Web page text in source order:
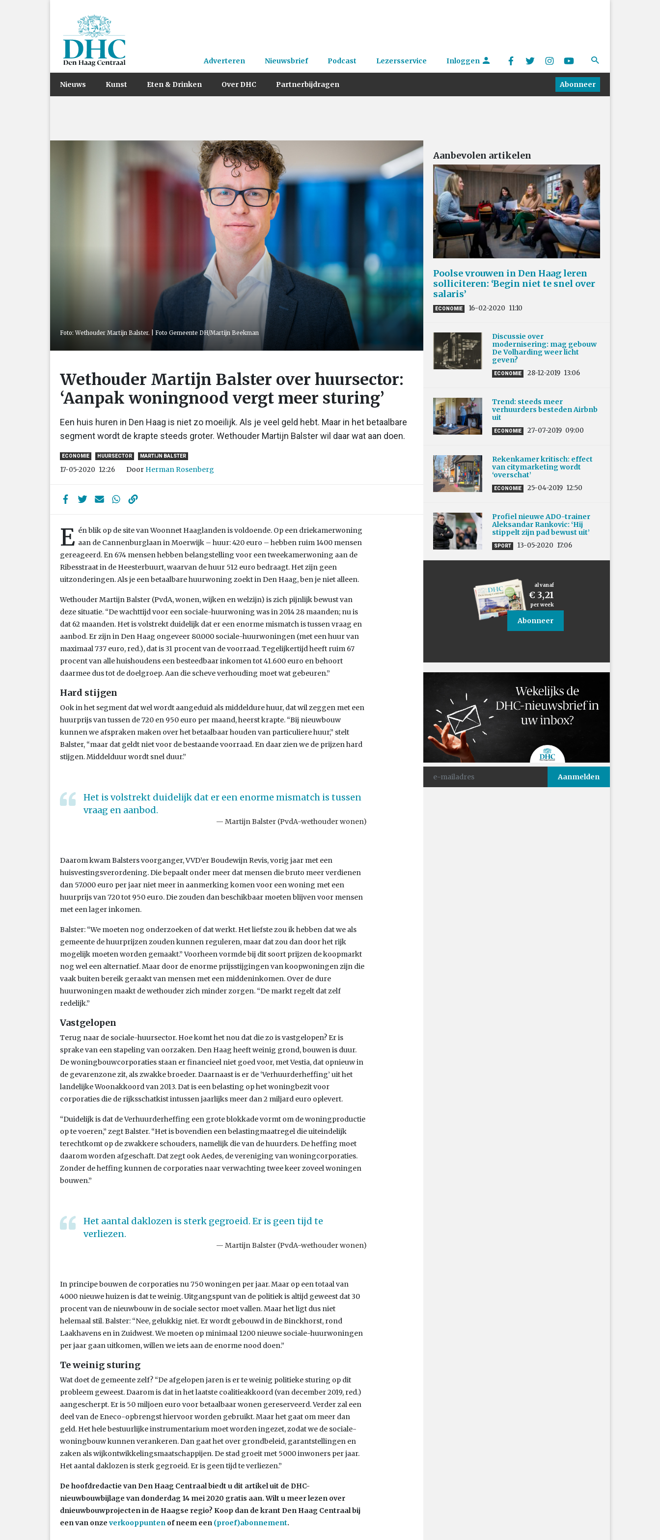
Adverteren Nieuwsbrief Podcast Lezersservice Inloggen
Nieuws Kunst Eten & Drinken Over DHC Partnerbijdragen Abonneer
Foto: Wethouder Martijn Balster. | Foto Gemeente DH/Martijn Beekman
Wethouder Martijn Balster over huursector:
‘Aanpak woningnood vergt meer sturing’
Een huis huren in Den Haag is niet zo moeilijk. Als je veel geld hebt. Maar in het betaalbare
segment wordt de krapte steeds groter. Wethouder Martijn Balster wil daar wat aan doen.
ECONOMIE HUURSECTOR MARTIJN BALSTER
17-05-2020 12:26 Door Herman Rosenberg
E én blik op de site van Woonnet Haaglanden is voldoende. Op een driekamerwoning
aan de Cannenburglaan in Moerwijk – huur: 420 euro – hebben ruim 1400 mensen
gereageerd. En 674 mensen hebben belangstelling voor een tweekamerwoning aan de
Ribesstraat in de Heesterbuurt, waarvan de huur 512 euro bedraagt. Het zijn geen
uitzonderingen. Als je een betaalbare huurwoning zoekt in Den Haag, ben je niet alleen.
Wethouder Martijn Balster (PvdA, wonen, wijken en welzijn) is zich pijnlijk bewust van
deze situatie. “De wachttijd voor een sociale-huurwoning was in 2014 28 maanden; nu is
dat 62 maanden. Het is volstrekt duidelijk dat er een enorme mismatch is tussen vraag en
aanbod. Er zijn in Den Haag ongeveer 80.000 sociale-huurwoningen (met een huur van
maximaal 737 euro, red.), dat is 31 procent van de voorraad. Tegelijkertijd heeft ruim 67
procent van alle huishoudens een besteedbaar inkomen tot 41.600 euro en behoort
daarmee dus tot de doelgroep. Aan die scheve verhouding moet wat gebeuren.”
Hard stijgen
Ook in het segment dat wel wordt aangeduid als middeldure huur, dat wil zeggen met een
huurprijs van tussen de 720 en 950 euro per maand, heerst krapte. “Bij nieuwbouw
kunnen we afspraken maken over het betaalbaar houden van particuliere huur,” stelt
Balster, “maar dat geldt niet voor de bestaande voorraad. En daar zien we de prijzen hard
stijgen. Middelduur wordt snel duur.”
Het is volstrekt duidelijk dat er een enorme mismatch is tussen
vraag en aanbod.
Martijn Balster (PvdA-wethouder wonen)
Daarom kwam Balsters voorganger, VVD’er Boudewijn Revis, vorig jaar met een
huisvestingsverordening. Die bepaalt onder meer dat mensen die bruto meer verdienen
dan 57.000 euro per jaar niet meer in aanmerking komen voor een woning met een
huurprijs van 720 tot 950 euro. Die zouden dan beschikbaar moeten blijven voor mensen
met een lager inkomen.
Balster: “We moeten nog onderzoeken of dat werkt. Het liefste zou ik hebben dat we als
gemeente de huurprijzen zouden kunnen reguleren, maar dat zou dan door het rijk
mogelijk moeten worden gemaakt.” Voorheen vormde bij dit soort prijzen de koopmarkt
nog wel een alternatief. Maar door de enorme prijsstijgingen van koopwoningen zijn die
vaak buiten bereik geraakt van mensen met een middeninkomen. Over de dure
huurwoningen maakt de wethouder zich minder zorgen. “De markt regelt dat zelf
redelijk.”
Vastgelopen
Terug naar de sociale-huursector. Hoe komt het nou dat die zo is vastgelopen? Er is
sprake van een stapeling van oorzaken. Den Haag heeft weinig grond, bouwen is duur.
De woningbouwcorporaties staan er financieel niet goed voor, met Vestia, dat opnieuw in
de gevarenzone zit, als zwakke broeder. Daarnaast is er de ‘Verhuurderheffing’ uit het
landelijke Woonakkoord van 2013. Dat is een belasting op het woningbezit voor
corporaties die de rijksschatkist intussen jaarlijks meer dan 2 miljard euro oplevert.
“Duidelijk is dat de Verhuurderheffing een grote blokkade vormt om de woningproductie
op te voeren,” zegt Balster. “Het is bovendien een belastingmaatregel die uiteindelijk
terechtkomt op de zwakkere schouders, namelijk die van de huurders. De heffing moet
daarom worden afgeschaft. Dat zegt ook Aedes, de vereniging van woningcorporaties.
Zonder de heffing kunnen de corporaties naar verwachting twee keer zoveel woningen
bouwen.”
Het aantal daklozen is sterk gegroeid. Er is geen tijd te
verliezen.
Martijn Balster (PvdA-wethouder wonen)
In principe bouwen de corporaties nu 750 woningen per jaar. Maar op een totaal van
4000 nieuwe huizen is dat te weinig. Uitgangspunt van de politiek is altijd geweest dat 30
procent van de nieuwbouw in de sociale sector moet vallen. Maar het ligt dus niet
helemaal stil. Balster: “Nee, gelukkig niet. Er wordt gebouwd in de Binckhorst, rond
Laakhavens en in Zuidwest. We moeten op minimaal 1200 nieuwe sociale-huurwoningen
per jaar gaan uitkomen, willen we iets aan de enorme nood doen.”
Te weinig sturing
Wat doet de gemeente zelf? “De afgelopen jaren is er te weinig politieke sturing op dit
probleem geweest. Daarom is dat in het laatste coalitieakkoord (van december 2019, red.)
aangescherpt. Er is 50 miljoen euro voor betaalbaar wonen gereserveerd. Verder zal een
deel van de Eneco-opbrengst hiervoor worden gebruikt. Maar het gaat om meer dan
geld. Het hele bestuurlijke instrumentarium moet worden ingezet, zodat we de sociale-
woningbouw kunnen verankeren. Dan gaat het over grondbeleid, garantstellingen en
zaken als wijkontwikkelingsmaatschappijen. De stad groeit met 5000 inwoners per jaar.
Het aantal daklozen is sterk gegroeid. Er is geen tijd te verliezen.”
De hoofdredactie van Den Haag Centraal biedt u dit artikel uit de DHC-
nieuwbouwbijlage van donderdag 14 mei 2020 gratis aan. Wilt u meer lezen over
dnieuwbouwprojecten in de Haagse regio? Koop dan de krant Den Haag Centraal bij
een van onze verkooppunten of neem een (proef)abonnement.
Aanbevolen artikelen
Poolse vrouwen in Den Haag leren
solliciteren: ‘Begin niet te snel over
salaris’
ECONOMIE 16-02-2020 11:10
Discussie over
modernisering: mag gebouw
De Volharding weer licht
geven?
ECONOMIE 28-12-2019 13:06
Trend: steeds meer
verhuurders besteden Airbnb
uit
ECONOMIE 27-07-2019 09:00
Rekenkamer kritisch: effect
van citymarketing wordt
‘overschat’
ECONOMIE 25-04-2019 12:50
Profiel nieuwe ADO-trainer
Aleksandar Rankovic: ‘Hij
stippelt zijn pad bewust uit’
SPORT 13-05-2020 17:06
al vanaf
€ 3,21
per week
Abonneer